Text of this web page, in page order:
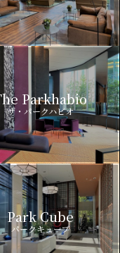
Parkhabio
ザ・パークハビオ
Park Cube
パークキューブ